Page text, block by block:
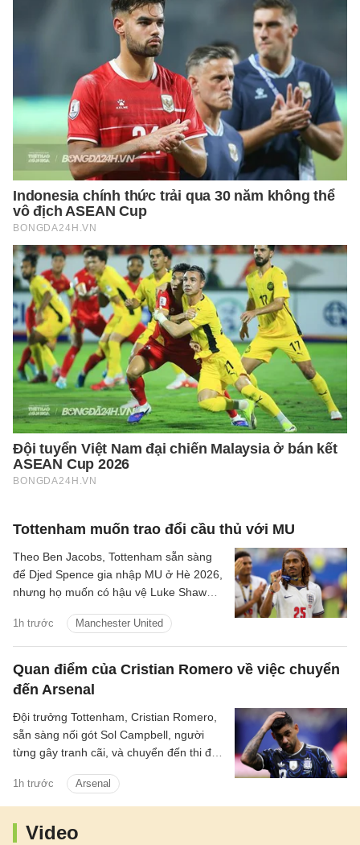
Tottenham muốn trao đổi cầu thủ với MU
1h trước Manchester United
Theo Ben Jacobs, Tottenham sẵn sàng
để Djed Spence gia nhập MU ở Hè 2026,
nhưng họ muốn có hậu vệ Luke Shaw
Quan điểm của Cristian Romero về việc chuyển
đến Arsenal
1h trước Arsenal
Đội trưởng Tottenham, Cristian Romero,
sẵn sàng nối gót Sol Campbell, người
từng gây tranh cãi, và chuyển đến thi đấu
Video